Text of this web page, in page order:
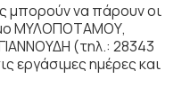
μπορούν να πάρουν οι
ΜΥΛΟΠΟΤΑΜΟΥ,
(τηλ.: 28343
εργάσιμες ημέρες και